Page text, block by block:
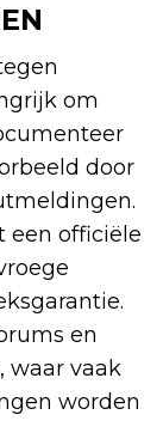
om
door
een officiële
en
waar vaak
worden